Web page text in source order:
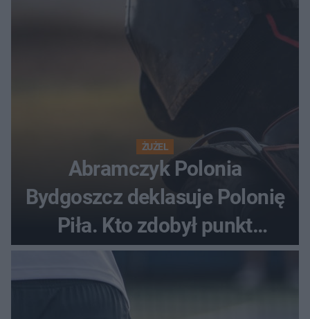
ŻUŻEL
Abramczyk Polonia
Bydgoszcz deklasuje Polonię
Piła. Kto zdobył punkt
bonusowy?